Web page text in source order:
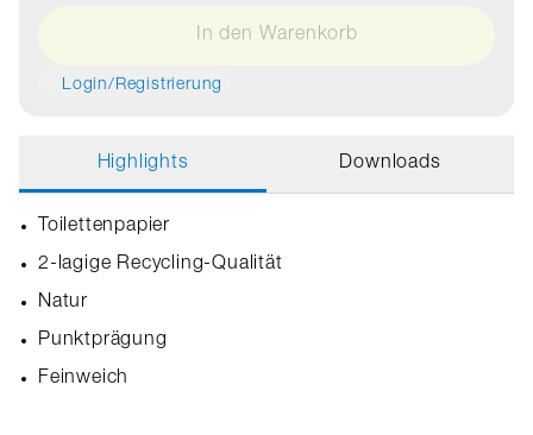
In den Warenkorb
Login/Registrierung
Highlights Downloads
Toilettenpapier
2-lagige Recycling-Qualität
Natur
Punktprägung
Feinweich